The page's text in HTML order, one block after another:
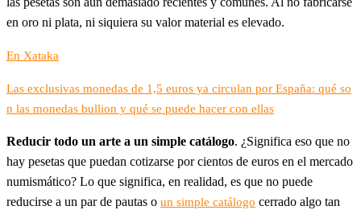
en oro ni plata, ni siquiera su valor material es elevado.
En Xataka
Las exclusivas monedas de 1,5 euros ya circulan por España: qué so
n las monedas bullion y qué se puede hacer con ellas
Reducir todo un arte a un simple catálogo. ¿Significa eso que no
hay pesetas que puedan cotizarse por cientos de euros en el mercado
numismático? Lo que significa, en realidad, es que no puede
reducirse a un par de pautas o un simple catálogo cerrado algo tan